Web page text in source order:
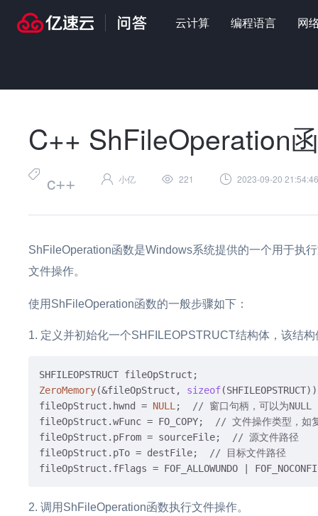
云计算 编程语言 网
C++ ShFileOperation
c++ 小亿 221 2023-09-20 21:54:46
ShFileOperation函数是Windows系统提供的一个用于执
文件操作。
使用ShFileOperation函数的一般步骤如下：
定义并初始化一个SHFILEOPSTRUCT结构体，该结
ZeroMemory(&fileOpStruct, sizeof
fileOpStruct.hwnd = NULL ;
// 窗口句柄，可以为NULL
fileOpStruct.wFunc = FO_COPY;
// 文件操作类型，如
fileOpStruct.pFrom = sourceFile;
// 源文件路径
fileOpStruct.pTo = destFile;
// 目标文件路径
fileOpStruct.fFlags = FOF_ALLOWUNDO |
调用ShFileOperation函数执行文件操作。